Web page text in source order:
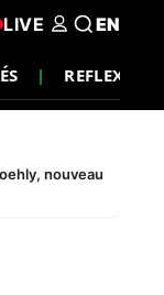
REFLEXION
LIVE EN
nouveau